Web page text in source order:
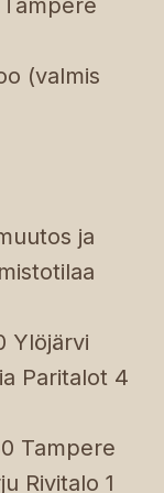
(valmis
ja
Ylöjärvi
Paritalot 4
Tampere
Rivitalo 1